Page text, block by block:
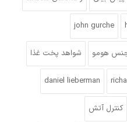
john gurche
هومو شواهد پخت غذا
daniel lieberman
کنترل آتش